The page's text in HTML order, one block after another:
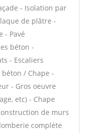
- Isolation par
de plâtre -
- Pavé
béton -
- Escaliers
/ Chape -
- Gros oeuvre
etc) - Chape
de murs
complète